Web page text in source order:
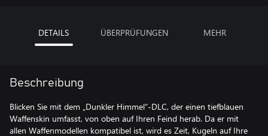
DETAILS ÜBERPRÜFUNGEN MEHR
Beschreibung
Blicken Sie mit dem „Dunkler Himmel“-DLC, der einen tiefblauen
Waffenskin umfasst, von oben auf Ihren Feind herab. Da er mit
allen Waffenmodellen kompatibel ist, wird es Zeit, Kugeln auf Ihre